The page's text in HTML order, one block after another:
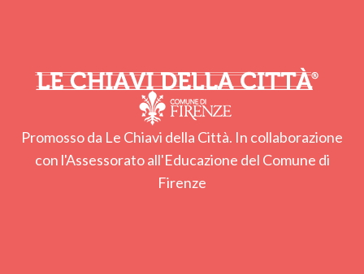
Promosso da Le Chiavi della Città. In collaborazione
con l'Assessorato all'Educazione del Comune di
Firenze